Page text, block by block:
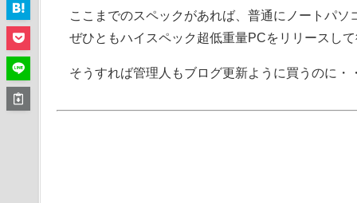
ここまでのスペックがあれば、普通にノートパソ
ぜひともハイスペック超低重量PCをリリースし
そうすれば管理人もブログ更新ように買うのに・